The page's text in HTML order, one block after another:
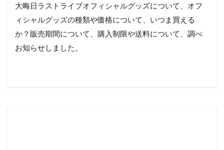
大晦日ラストライブオフィシャルグッズについて、オフ
ィシャルグッズの種類や価格について、いつま買える
か？販売期間について、購入制限や送料について、調べ
お知らせしました。